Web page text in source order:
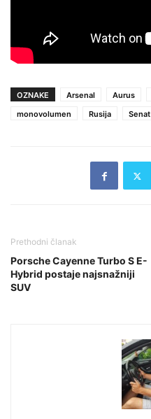
OZNAKE Arsenal Aurus
monovolumen
Rusija Senat
Prethodni članak
Porsche Cayenne Turbo S E-
Hybrid postaje najsnažniji
SUV